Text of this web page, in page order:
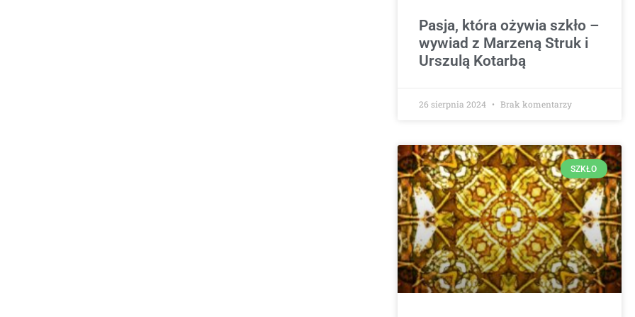
Pasja, która ożywia szkło –
wywiad z Marzeną Struk i
Urszulą Kotarbą
26 sierpnia 2024 Brak komentarzy
SZKŁO